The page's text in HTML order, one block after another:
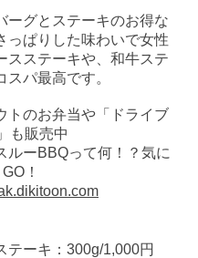
ーグとステーキのお得な
っぱりした味わいで女性
スステーキや、和牛ステ
スパ最高です。
トのお弁当や「ドライブ
も販売中
ーBBQって何！？気に
！
テーキ：300g/1,000円